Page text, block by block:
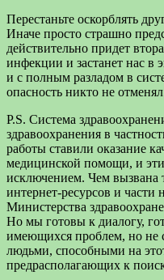
Перестаньте оскорблять
Иначе просто страшно
действительно придет
инфекции и застанет нас
и с полным разладом в
опасность никто не
P.S. Система
здравоохранения в
работы ставили оказание
медицинской помощи, и
исключением. Чем вызвана
интернет-ресурсов и части
Министерства
Но мы готовы к диалогу,
имеющихся проблем, но не
людьми, способными на
предрасполагающих к